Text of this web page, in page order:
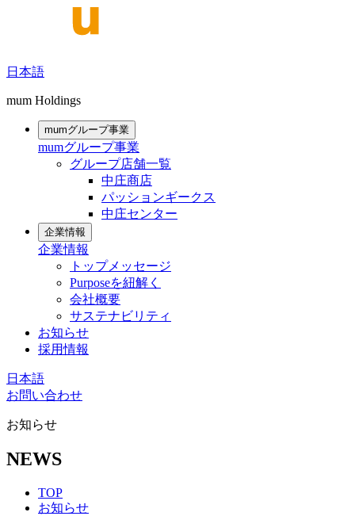
日本語
mum Holdings
mumグループ事業
mumグループ事業
グループ店舗一覧
中庄商店
パッションギークス
中庄センター
企業情報
企業情報
トップメッセージ
Purposeを紐解く
会社概要
サステナビリティ
お知らせ
採用情報
日本語
お問い合わせ
お知らせ
NEWS
TOP
お知らせ